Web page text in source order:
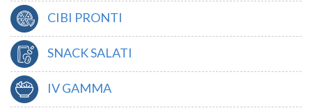
CIBI PRONTI
SNACK SALATI
IV GAMMA